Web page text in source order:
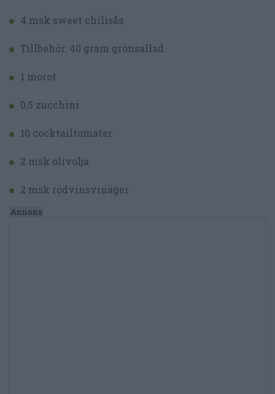
4 msk sweet chilisås
Tillbehör: 40 gram grönsallad
1 morot
0,5 zucchini
10 cocktailtomater
2 msk olivolja
2 msk rödvinsvinäger